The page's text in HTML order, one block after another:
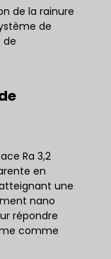
de la rainure
de
de
Ra 3,2
en
une
nano
répondre
comme